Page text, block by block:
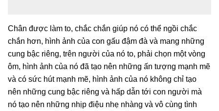
Chân được làm to, chắc chắn giúp nó có thể ngồi chắc
chắn hơn, hình ảnh của con gấu đậm đà và mang những
cung bậc riêng, trên người của nó to, phải chọn một vòng
ôm, hình ảnh của nó đã tạo nên những ấn tượng mạnh mẽ
và có sức hút mạnh mẽ, hình ảnh của nó không chỉ tạo
nên những cung bậc riêng và hấp dẫn tới con người mà
nó tạo nên những nhịp điệu nhẹ nhàng và vô cùng tình